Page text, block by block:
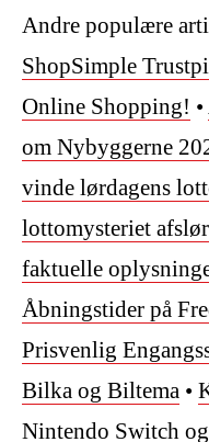
Andre populære
ShopSimple
Online Shopping! •
om Nybyggerne
vinde lørdagens
lottomysteriet
faktuelle
Åbningstider på
Prisvenlig
Bilka og Biltema •
Nintendo Switch